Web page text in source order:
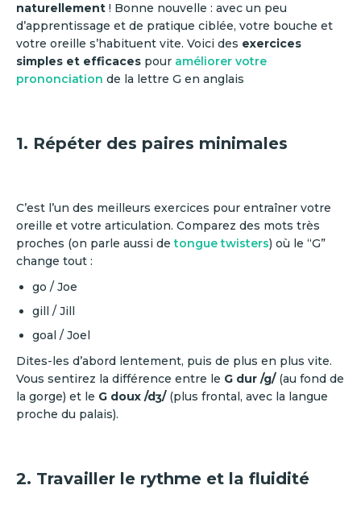
naturellement ! Bonne nouvelle : avec un peu
d’apprentissage et de pratique ciblée, votre bouche et
votre oreille s’habituent vite. Voici des exercices
simples et efficaces pour améliorer votre
prononciation de la lettre G en anglais
1. Répéter des paires minimales
C’est l’un des meilleurs exercices pour entraîner votre
oreille et votre articulation. Comparez des mots très
proches (on parle aussi detongue twisters) où le “G”
change tout :
go / Joe
gill / Jill
goal / Joel
Dites-les d’abord lentement, puis de plus en plus vite.
Vous sentirez la différence entre le G dur /g/(au fond de
la gorge) et le G doux /dʒ/(plus frontal, avec la langue
proche du palais).
2. Travailler le rythme et la fluidité